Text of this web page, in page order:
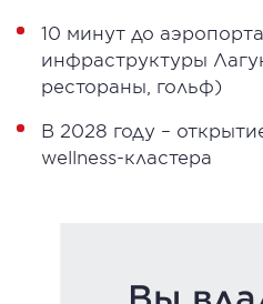
10 минут до
инфраструктуры
рестораны, гольф)
В 2028 году –
wellness-кластера